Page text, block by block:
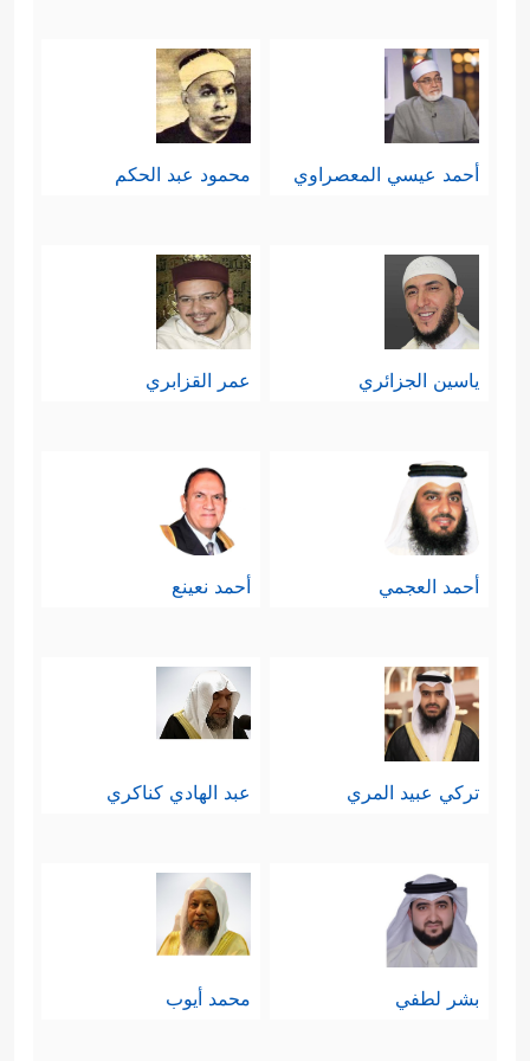
أحمد عيسي المعصراوي محمود عبد الحكم
ياسين الجزائري عمر القزابري
أحمد العجمي أحمد نعينع
تركي عبيد المري عبد الهادي كناكري
بشر لطفي محمد أيوب